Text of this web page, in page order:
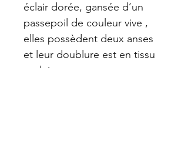
éclair dorée, gansée d’un
passepoil de couleur vive ,
elles possèdent deux anses
et leur doublure est en tissu
enduit